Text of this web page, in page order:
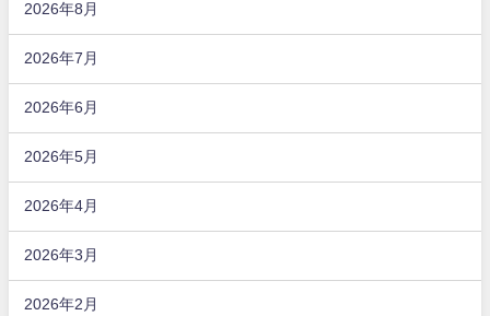
2026年8月
2026年7月
2026年6月
2026年5月
2026年4月
2026年3月
2026年2月